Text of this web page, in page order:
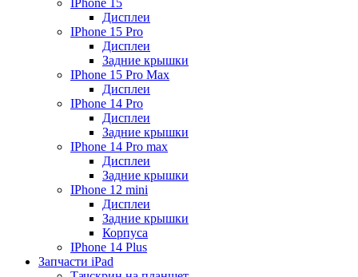
IPhone 15
Дисплеи
IPhone 15 Pro
Дисплеи
Задние крышки
IPhone 15 Pro Max
Дисплеи
IPhone 14 Pro
Дисплеи
Задние крышки
IPhone 14 Pro max
Дисплеи
Задние крышки
IPhone 12 mini
Дисплеи
Задние крышки
Корпуса
IPhone 14 Plus
Запчасти iPad